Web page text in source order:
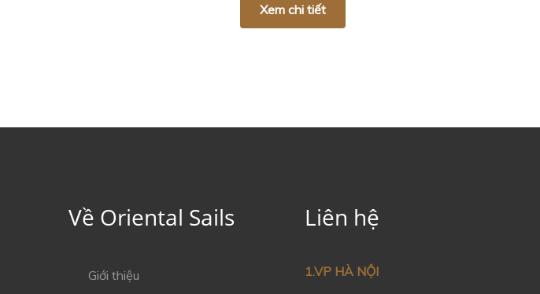
Xem chi tiết
Về Oriental Sails
Giới thiệu
Liên hệ
1.VP HÀ NỘI